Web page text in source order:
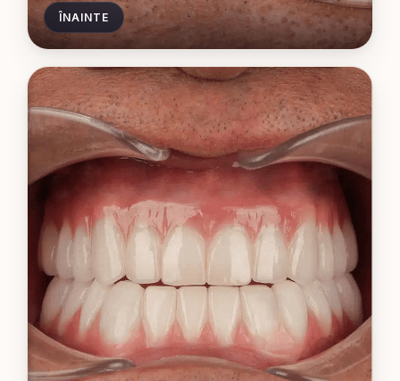
ÎNAINTE